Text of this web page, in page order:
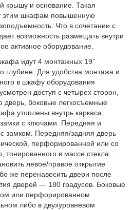
крышу и основание. Такая
этим шкафам повышенную
Что в сочетании с
возможность размещать внутри
активное оборудование.
идут 4 монтажных 19”
глубине. Для удобства монтажа и
в шкафу оборудования
доступ с четырех сторон,
боковые легкосъемные
утоплены внутрь каркаса,
с ключами. Передняя и
замком. Передняя/задняя дверь
перфорированной или со
тонированного в массе стекла. .
левое/правое открытие
же перенавесить двери после
дверей — 180 градусов. Боковые
или перфорированном
либо в двухуровневом